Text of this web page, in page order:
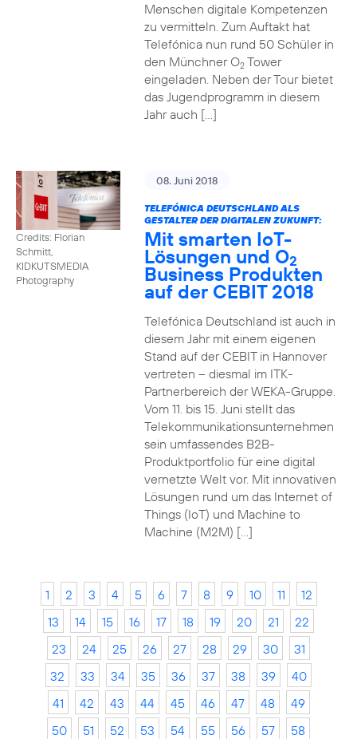
Menschen digitale Kompetenzen
zu vermitteln. Zum Auftakt hat
Telefónica nun rund 50 Schüler in
den Münchner O2Tower
eingeladen. Neben der Tour bietet
das Jugendprogramm in diesem
Jahr auch […]
Credits: Florian
Schmitt,
KIDKUTSMEDIA
Photography
08. Juni 2018
TELEFÓNICA DEUTSCHLAND ALS
GESTALTER DER DIGITALEN ZUKUNFT:
Mit smarten IoT-
Lösungen und O2
Business Produkten
auf der CEBIT 2018
Telefónica Deutschland ist auch in
diesem Jahr mit einem eigenen
Stand auf der CEBIT in Hannover
vertreten – diesmal im ITK-
Partnerbereich der WEKA-Gruppe.
Vom 11. bis 15. Juni stellt das
Telekommunikationsunternehmen
sein umfassendes B2B-
Produktportfolio für eine digital
vernetzte Welt vor. Mit innovativen
Lösungen rund um das Internet of
Things (IoT) und Machine to
Machine (M2M) […]
1 2 3 4 5 6 7 8 9 10 11
12
13
14 15 16 17 18 19 20 21
22
23
24 25 26 27 28 29 30
31
32
33 34 35 36 37 38 39
40
41
42 43 44 45 46 47 48
49
50
51 52 53 54 55 56 57
58